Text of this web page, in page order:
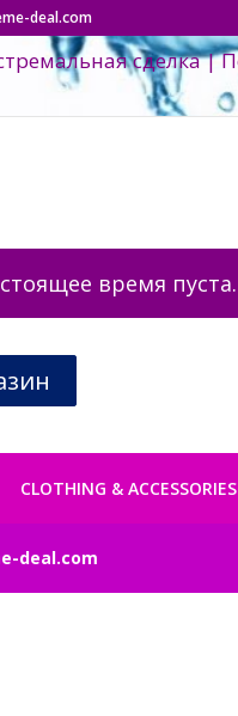
deal.com
время пуста.
CLOTHING & ACCESSORIES
deal.com